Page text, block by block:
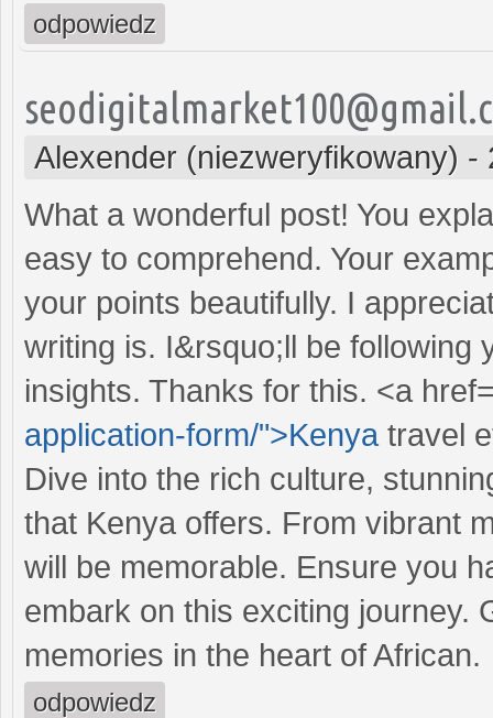
odpowiedz
Alexender (niezweryfikowany) -
What a wonderful post! You
easy to comprehend. Your
your points beautifully. I
writing is. I&rsquo;ll be following
insights. Thanks for this. <a
application-form/">Kenya travel
Dive into the rich culture,
that Kenya offers. From vibrant
will be memorable. Ensure you
embark on this exciting journey.
memories in the heart of African.
odpowiedz